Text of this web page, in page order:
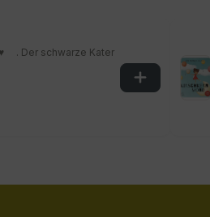
♥️ . Der schwarze Kater